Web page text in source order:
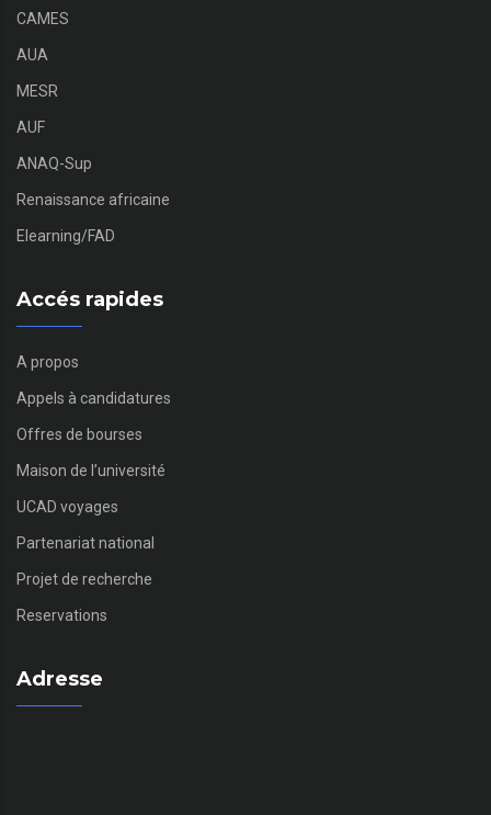
CAMES
AUA
MESR
AUF
ANAQ-Sup
Renaissance africaine
Elearning/FAD
Accés rapides
A propos
Appels à candidatures
Offres de bourses
Maison de l’université
UCAD voyages
Partenariat national
Projet de recherche
Reservations
Adresse